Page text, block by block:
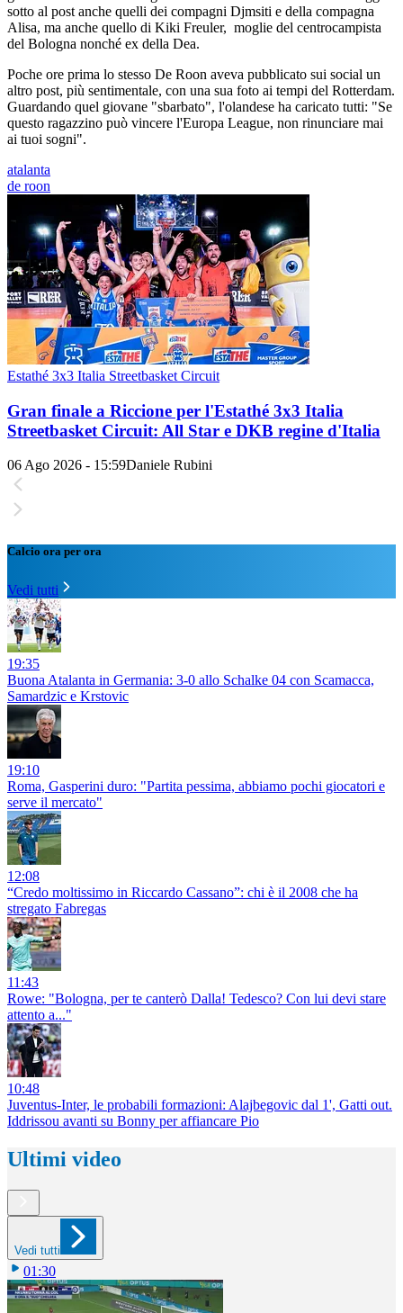
sotto al post anche quelli dei compagni Djmsiti e della compagna
Alisa, ma anche quello di Kiki Freuler, moglie del centrocampista
del Bologna nonché ex della Dea.
Poche ore prima lo stesso De Roon aveva pubblicato sui social un
altro post, più sentimentale, con una sua foto ai tempi del Rotterdam.
Guardando quel giovane "sbarbato", l'olandese ha caricato tutti: "Se
questo ragazzino può vincere l'Europa League, non rinunciare mai
ai tuoi sogni".
atalanta
de roon
Estathé 3x3 Italia Streetbasket Circuit
Gran finale a Riccione per l'Estathé 3x3 Italia
Streetbasket Circuit: All Star e DKB regine d'Italia
06 Ago 2026 - 15:59Daniele Rubini
Calcio ora per ora
Vedi tutti
19:35
Buona Atalanta in Germania: 3-0 allo Schalke 04 con Scamacca,
Samardzic e Krstovic
19:10
Roma, Gasperini duro: "Partita pessima, abbiamo pochi giocatori e
serve il mercato"
12:08
“Credo moltissimo in Riccardo Cassano”: chi è il 2008 che ha
stregato Fabregas
11:43
Rowe: "Bologna, per te canterò Dalla! Tedesco? Con lui devi stare
attento a..."
10:48
Juventus-Inter, le probabili formazioni: Alajbegovic dal 1', Gatti out.
Iddrissou avanti su Bonny per affiancare Pio
Ultimi video
Vedi tutti
01:30